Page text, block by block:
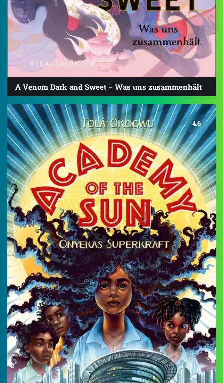
A Venom Dark and Sweet – Was uns zusammenhält
4.6